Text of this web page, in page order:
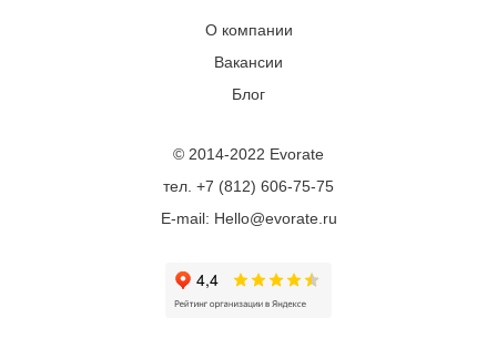
О компании
Вакансии
Блог
© 2014-2022 Evorate
тел. +7 (812) 606-75-75
E-mail: Hello@evorate.ru